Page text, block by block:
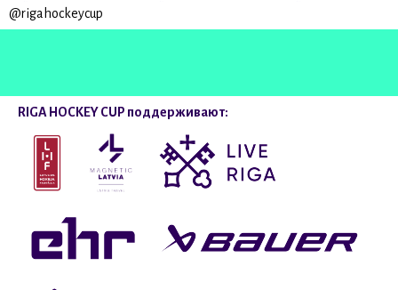
@rigahockeycup
RIGA HOCKEY CUP поддерживают: